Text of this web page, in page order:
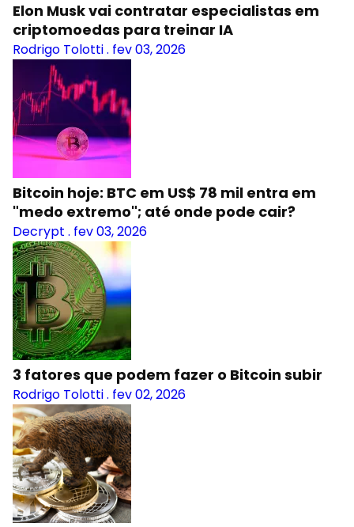
Elon Musk vai contratar especialistas em
criptomoedas para treinar IA
Rodrigo Tolotti. fev 03, 2026
Bitcoin hoje: BTC em US$ 78 mil entra em
"medo extremo"; até onde pode cair?
Decrypt . fev 03, 2026
3 fatores que podem fazer o Bitcoin subir
Rodrigo Tolotti. fev 02, 2026